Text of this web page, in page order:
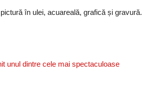
în ulei, acuareală, grafică și gravură.
unul dintre cele mai spectaculoase